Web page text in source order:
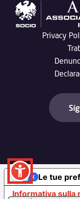
Privacy
Informativa sulla
Le tue